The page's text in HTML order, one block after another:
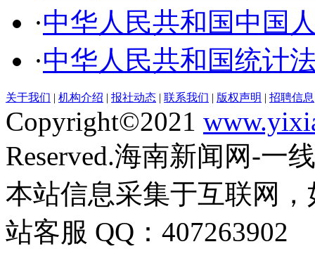
·中华人民共和国中国
·中华人民共和国统计
关于我们 | 机构介绍 | 报社动态 | 联系我们 | 版权声明 | 招聘信息
Copyright©2021
Reserved.海南新闻网-一
本站信息采集于互联网
站客服 QQ：407263902